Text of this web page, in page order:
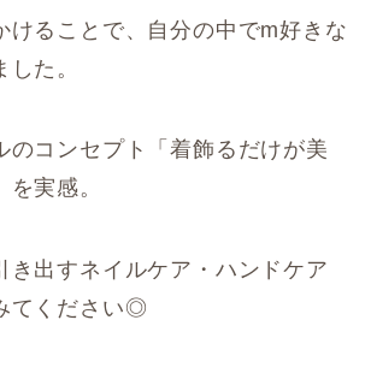
けることで、自分の中でm好きな
た。
のコンセプト「着飾るだけが美
実感。
き出すネイルケア・ハンドケア
てください◎